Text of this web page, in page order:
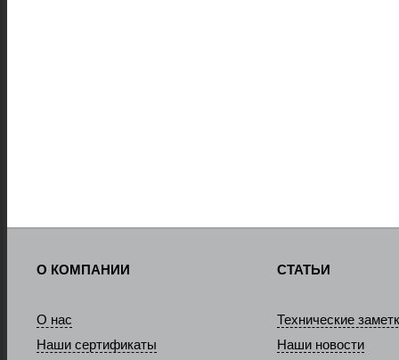
О КОМПАНИИ
О нас
Наши сертификаты
СТАТЬИ
Технические
Наши новости